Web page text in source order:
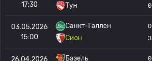
17:30
Тун
0
03.05.2026
15:00
Санкт-Галлен
Сион
0
3
26.04.2026
Базель
0